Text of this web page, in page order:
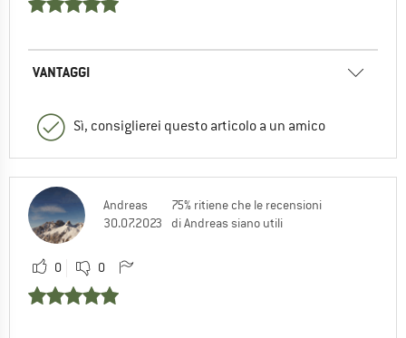
VANTAGGI
Sì, consiglierei questo articolo a un amico
Andreas
30.07.2023
75% ritiene che le recensioni
di Andreas siano utili
0 0